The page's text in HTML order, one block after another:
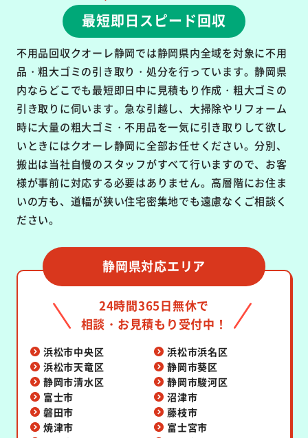
最短即日スピード回収
不用品回収クオーレ静岡では静岡県内全域を対象に不用
品・粗大ゴミの引き取り・処分を行っています。静岡県
内ならどこでも最短即日中に見積もり作成・粗大ゴミの
引き取りに伺います。急な引越し、大掃除やリフォーム
時に大量の粗大ゴミ・不用品を一気に引き取りして欲し
いときにはクオーレ静岡に全部お任せください。分別、
搬出は当社自慢のスタッフがすべて行いますので、お客
様が事前に対応する必要はありません。高層階にお住ま
いの方も、道幅が狭い住宅密集地でも遠慮なくご相談く
ださい。
静岡県対応エリア
24時間365日無休で
相談・お見積もり受付中！
浜松市中央区
浜松市浜名区
浜松市天竜区
静岡市葵区
静岡市清水区
静岡市駿河区
富士市
沼津市
磐田市
藤枝市
焼津市
富士宮市